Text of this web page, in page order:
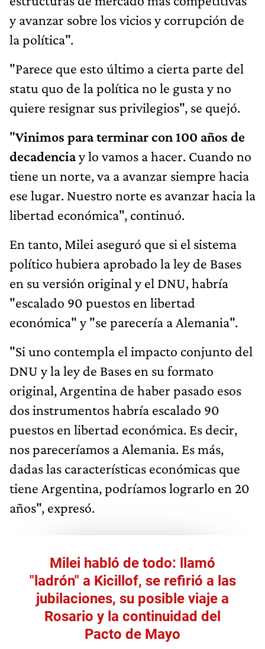
y avanzar sobre los vicios y corrupción de
la política".
"Parece que esto último a cierta parte del
statu quo de la política no le gusta y no
quiere resignar sus privilegios", se quejó.
"Vinimos para terminar con 100 años de
decadenciay lo vamos a hacer. Cuando no
tiene un norte, va a avanzar siempre hacia
ese lugar. Nuestro norte es avanzar hacia la
libertad económica", continuó.
En tanto, Milei aseguró que si el sistema
político hubiera aprobado la ley de Bases
en su versión original y el DNU, habría
"escalado 90 puestos en libertad
económica" y "se parecería a Alemania".
"Si uno contempla el impacto conjunto del
DNU y la ley de Bases en su formato
original, Argentina de haber pasado esos
dos instrumentos habría escalado 90
puestos en libertad económica. Es decir,
nos pareceríamos a Alemania. Es más,
dadas las características económicas que
tiene Argentina, podríamos lograrlo en 20
años", expresó.
Milei habló de todo: llamó
"ladrón" a Kicillof, se refirió a las
jubilaciones, su posible viaje a
Rosario y la continuidad del
Pacto de Mayo